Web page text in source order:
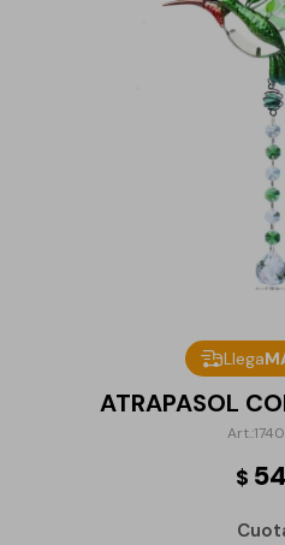
Llega
ATRAPASOL
$